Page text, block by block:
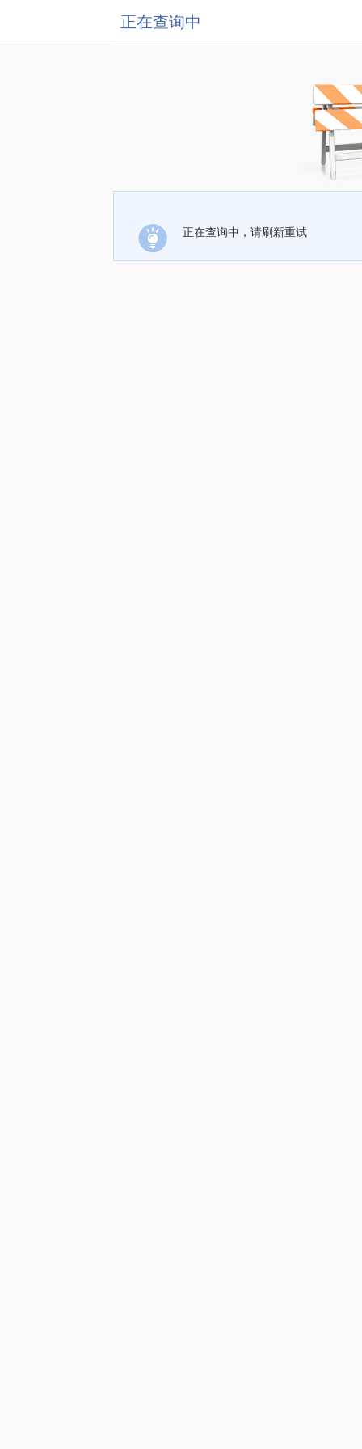
正在查询中
正在查询中，请刷新重试